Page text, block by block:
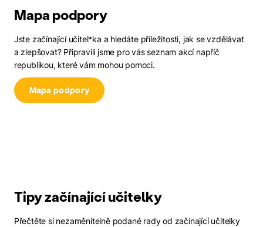
Mapa podpory
Jste začínající učitel*ka a hledáte příležitosti, jak se vzdělávat
a zlepšovat? Připravili jsme pro vás seznam akcí napříč
republikou, které vám mohou pomoci.
Mapa podpory
Tipy začínající učitelky
Přečtěte si nezaměnitelně podané rady od začínající učitelky